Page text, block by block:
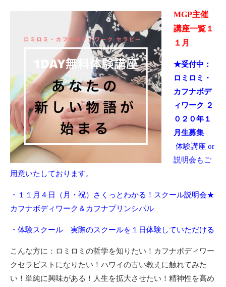
MGP主催
講座一覧１
１月
★受付中：
ロミロミ・
カフナボデ
ィワーク ２
０２０年１
月生募集
体験講座 or
説明会もご
用意いたしております。
・１１月４日（月・祝）さくっとわかる！スクール説明会★
カフナボディワーク＆カフナプリンシパル
・体験スクール 実際のスクールを１日体験していただける
こんな方に：ロミロミの哲学を知りたい！カフナボディワー
クセラピストになりたい！ハワイの古い教えに触れてみた
い！単純に興味がある！人生を拡大させたい！精神性を高め